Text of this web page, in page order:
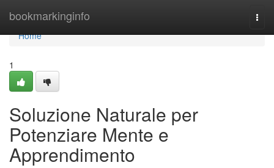
bookmarkinginfo
Home
Home
1
Soluzione Naturale per
Potenziare Mente e
Apprendimento